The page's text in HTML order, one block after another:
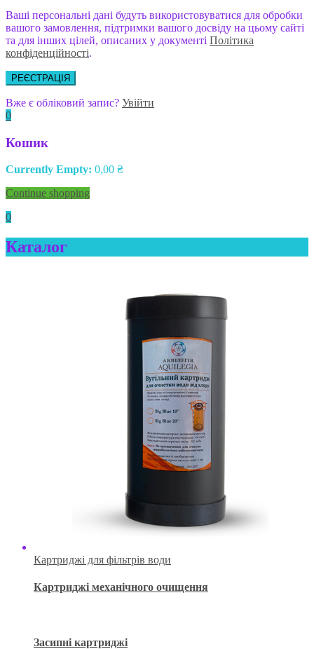
Ваші персональні дані будуть використовуватися для обробки
вашого замовлення, підтримки вашого досвіду на цьому сайті
та для інших цілей, описаних у документі Політика
конфіденційності.
РЕЄСТРАЦІЯ
Вже є обліковий запис? Увійти
0
Кошик
Currently Empty: 0,00 ₴
Continue shopping
0
Каталог
Картриджі для фільтрів води
Картриджі механічного очищення
Засипні картриджі